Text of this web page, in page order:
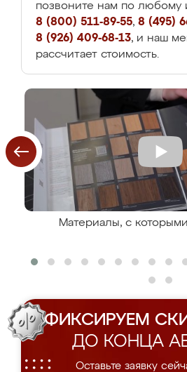
позвоните нам по любому
8 (800) 511-89-55, 8 (495)
8 (926) 409-68-13, и наш
рассчитает стоимость.
Материалы, с
ФИКСИРУЕМ
ДО КОНЦА
Оставьте заявку